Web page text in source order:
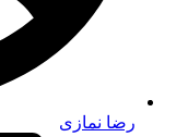
رضا نمازی